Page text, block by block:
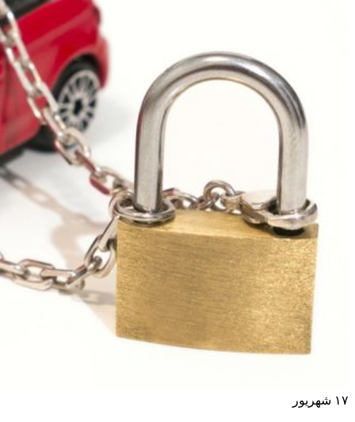
۱۷ شهریور